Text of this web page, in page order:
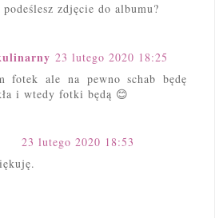
zdjęcie do albumu?
23 lutego 2020 18:25
fotek ale na pewno schab będę
i wtedy fotki będą 😊
23 lutego 2020 18:53